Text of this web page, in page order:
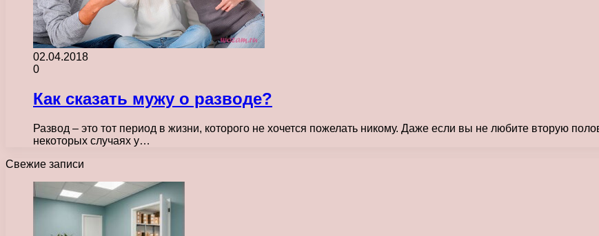
02.04.2018
0
Как сказать мужу о разводе?
Развод – это тот период в жизни, которого не хочется пожелать никому. Даже если вы не любите вторую
некоторых случаях у…
Свежие записи